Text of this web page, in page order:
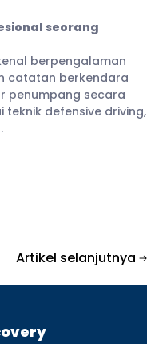
seorang
berpengalaman
catatan berkendara
penumpang secara
teknik defensive driving,
Artikel selanjutnya